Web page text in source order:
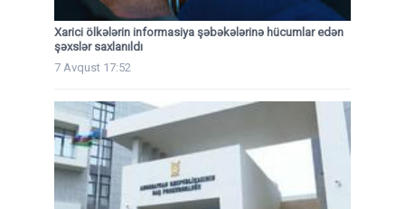
Xarici ölkələrin informasiya şəbəkələrinə hücumlar edən
şəxslər saxlanıldı
7 Avqust 17:52